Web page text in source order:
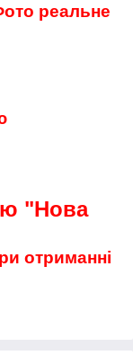
реальне
"Нова
отриманні